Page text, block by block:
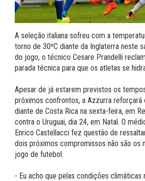
A seleção italiana sofreu com a
torno de 30ºC diante da Inglaterra neste
do jogo, o técnico Cesare Prandelli
parada técnica para que os atletas se
Apesar de já estarem previstos os
próximos confrontos, a Azzurra reforçará
diante de Costa Rica na sexta-feira, em
contra o Uruguai, dia 24, em Natal. O
Enrico Castellacci fez questão de
dois próximos compromissos não são os
jogo de futebol.
- Eu acho que pelas condições climáticas